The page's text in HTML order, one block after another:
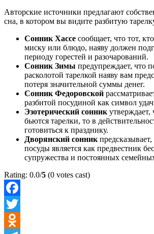
Авторские источники предлагают
сна, в котором вы видите разбитую
Сонник Хассе сообщает, что тот,
миску или блюдо, наяву должен
периоду горестей и разочарований.
Сонник Зимы предупреждает, что
расколотой тарелкой наяву вам
потеря значительной суммы денег.
Сонник Федоровской
разбитой посудиной как символ
Эзотерический сонникутверждает,
бьются тарелки, то в
готовиться к празднику.
Дворянский сонник
посуды является как предвестник
супружества и постоянных
Rating: 0.0/5 (0 votes cast)
Facebook
Twitter